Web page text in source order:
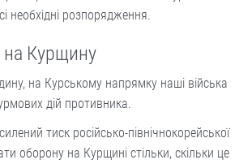
необхідні розпорядження.
на Курщину
на Курському напрямку наші війська
дій противника.
тиск російсько-північнокорейської
оборону на Курщині стільки, скільки це